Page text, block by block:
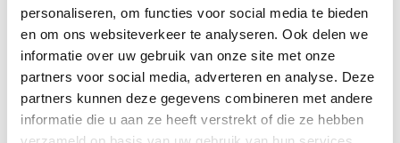
personaliseren, om functies voor social media te bieden
en om ons websiteverkeer te analyseren. Ook delen we
informatie over uw gebruik van onze site met onze
partners voor social media, adverteren en analyse. Deze
partners kunnen deze gegevens combineren met andere
informatie die u aan ze heeft verstrekt of die ze hebben